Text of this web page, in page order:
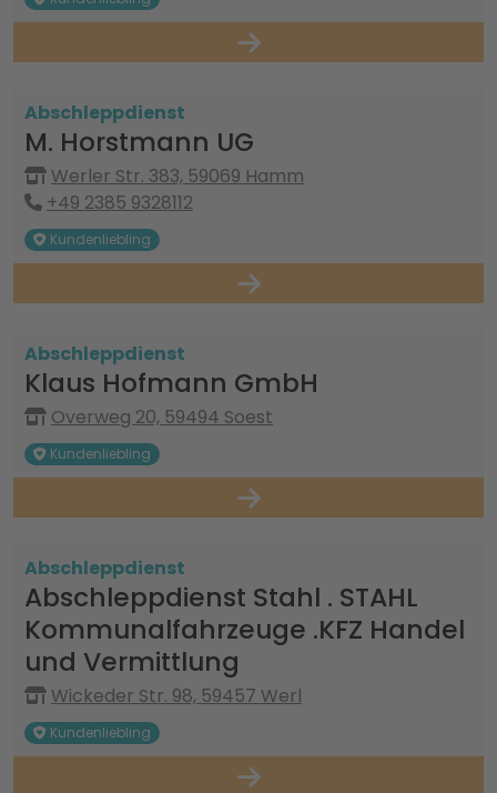
Abschleppdienst
M. Horstmann UG
Werler Str. 383, 59069 Hamm
+49 2385 9328112
Kundenliebling
Abschleppdienst
Klaus Hofmann GmbH
Overweg 20, 59494 Soest
Kundenliebling
Abschleppdienst
Abschleppdienst Stahl . STAHL
Kommunalfahrzeuge .KFZ Handel
und Vermittlung
Wickeder Str. 98, 59457 Werl
Kundenliebling